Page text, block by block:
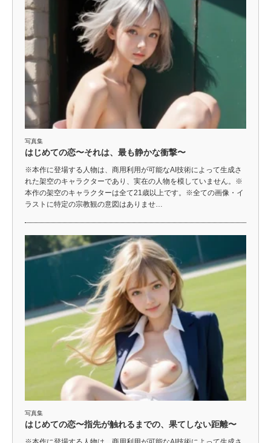
写真集
はじめての恋〜それは、最も静かな衝撃〜
※本作に登場する人物は、商用利用が可能なAI技術によって生成さ
れた架空のキャラクターであり、実在の人物を模していません。※
本作の架空のキャラクターは全て21歳以上です。※全ての画像・イ
ラストに特定の宗教観の意図はありませ…
写真集
はじめての恋〜指先が触れるまでの、果てしない距離〜